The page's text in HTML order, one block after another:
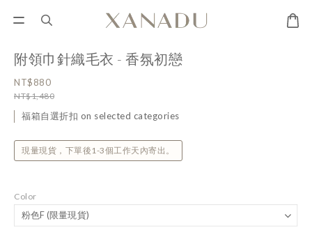
附領巾針織毛衣 - 香氛初戀
NT$880
NT$1,480
福箱自選折扣 on selected categories
現量現貨，下單後1-3個工作天內寄出。
Color